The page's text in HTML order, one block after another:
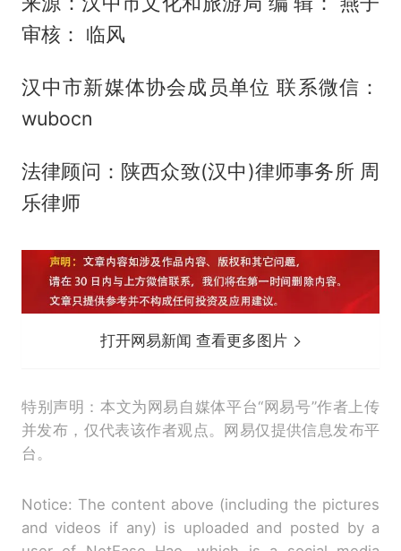
审核： 临风
汉中市新媒体协会成员单位 联系微信：
wubocn
法律顾问：陕西众致(汉中)律师事务所 周
乐律师
打开网易新闻 查看更多图片
特别声明：本文为网易自媒体平台“网易号”作者上传
并发布，仅代表该作者观点。网易仅提供信息发布平
台。
Notice: The content above (including the pictures
and videos if any) is uploaded and posted by a